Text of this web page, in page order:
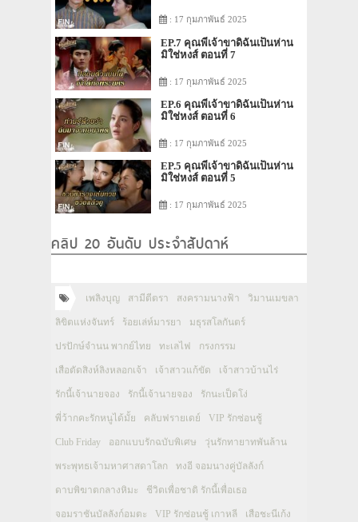
: 17 กุมภาพันธ์ 2025
EP.7 คุณพี่เจ้าขาดิฉันเป็นห่าน
มิใช่หงส์ ตอนที่ 7
: 17 กุมภาพันธ์ 2025
EP.6 คุณพี่เจ้าขาดิฉันเป็นห่าน
มิใช่หงส์ ตอนที่ 6
: 17 กุมภาพันธ์ 2025
EP.5 คุณพี่เจ้าขาดิฉันเป็นห่าน
มิใช่หงส์ ตอนที่ 5
: 17 กุมภาพันธ์ 2025
คลิป 20 อันดับ ประจำสัปดาห์
เพลิงบุญ สามีตีตรา สงครามนางฟ้า วิมานเมขลา
ลิขิตแห่งจันทร์ ร้อยเล่ห์มารยา มธุรสโลกันตร์
ปรปักษ์จำนน พากย์ไทย ทะเลไฟ กรงกรรม
เสือตัดสิงห์ลิงหลอกเจ้า เจ้าสาวแก้ขัด เจ้าสาวบ้านไร่
รักนี้เจ้านายจอง รักนี้เจ้านายจอง รักนะเป็ดโง่
พี่ว้ากคะรักหนูได้มั้ย คลับฟรายเดย์ VIP รักซ่อนชู้
Club Friday ออกแบบรักฉบับพิเศษ วุ่นรักทายาทพันล้าน
พระพุทธเจ้ามหาศาสดาโลก ทงอี จอมนางคู่บัลลังก์
ดาบพิฆาตกลางหิมะ ชีวิตเพื่อชาติ รักนี้เพื่อเธอ
จอมราชันบัลลังก์อมตะ VIP รักซ่อนชู้ เกาหลี เสือชะนีเก้ง